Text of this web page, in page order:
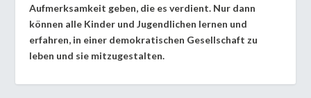
Aufmerksamkeit geben, die es verdient. Nur dann
können alle Kinder und Jugendlichen lernen und
erfahren, in einer demokratischen Gesellschaft zu
leben und sie mitzugestalten.